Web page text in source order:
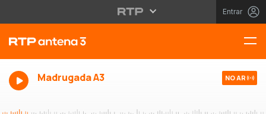
Entrar
Madrugada A3 NO AR